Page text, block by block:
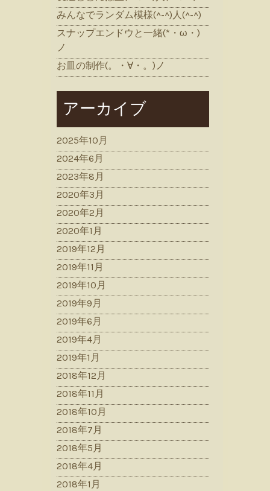
みんなでランダム模様(^-^)人(^-^)
スナップエンドウと一緒(*・ω・)
ノ
お皿の制作(。・∀・。)ノ
アーカイブ
2025年10月
2024年6月
2023年8月
2020年3月
2020年2月
2020年1月
2019年12月
2019年11月
2019年10月
2019年9月
2019年6月
2019年4月
2019年1月
2018年12月
2018年11月
2018年10月
2018年7月
2018年5月
2018年4月
2018年1月